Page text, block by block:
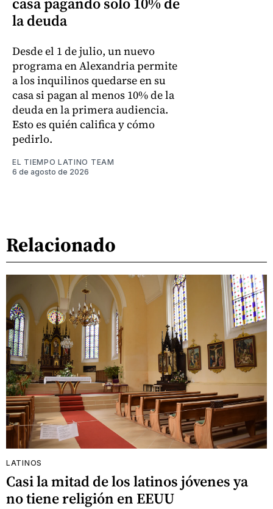
la deuda
Desde el 1 de julio, un nuevo
programa en Alexandria permite
a los inquilinos quedarse en su
casa si pagan al menos 10% de la
deuda en la primera audiencia.
Esto es quién califica y cómo
pedirlo.
EL TIEMPO LATINO TEAM
6 de agosto de 2026
Relacionado
LATINOS
Casi la mitad de los latinos jóvenes ya
no tiene religión en EEUU